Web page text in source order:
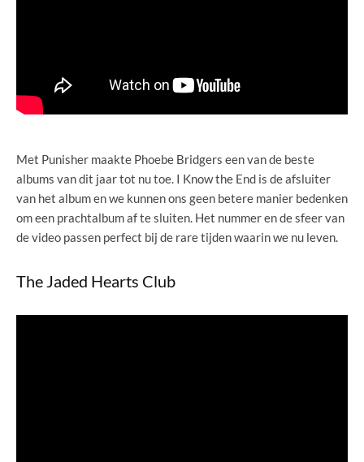
Met Punisher maakte Phoebe Bridgers een van de beste
albums van dit jaar tot nu toe. I Know the End is de afsluiter
van het album en we kunnen ons geen betere manier bedenken
om een prachtalbum af te sluiten. Het nummer en de sfeer van
de video passen perfect bij de rare tijden waarin we nu leven.
The Jaded Hearts Club